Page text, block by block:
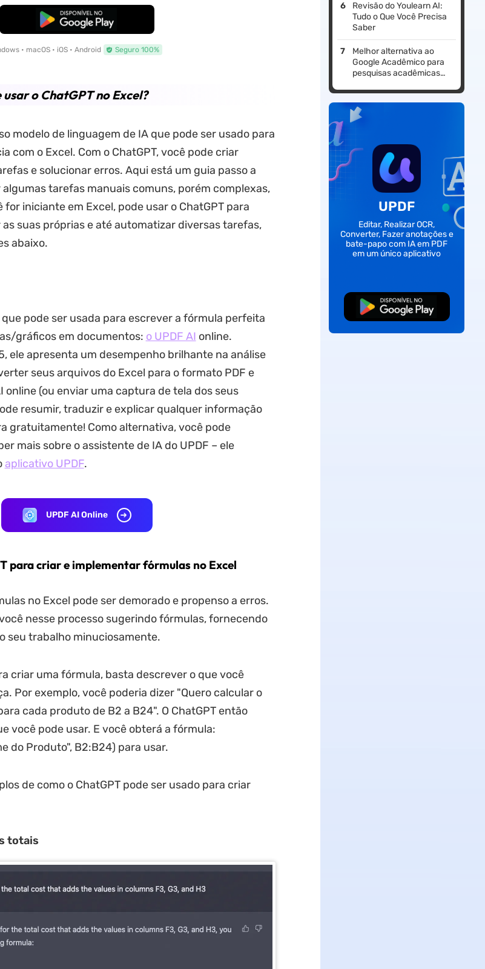
Baixar Grátis
• macOS • iOS • Android Seguro 100%
usar o ChatGPT no Excel?
modelo de linguagem de IA que pode ser usado para
com o Excel. Com o ChatGPT, você pode criar
e solucionar erros. Aqui está um guia passo a
tarefas manuais comuns, porém complexas,
for iniciante em Excel, pode usar o ChatGPT para
suas próprias e até automatizar diversas tarefas,
abaixo.
pode ser usada para escrever a fórmula perfeita
gráficos em documentos: o UPDF AI online.
ele apresenta um desempenho brilhante na análise
seus arquivos do Excel para o formato PDF e
online (ou enviar uma captura de tela dos seus
resumir, traduzir e explicar qualquer informação
gratuitamente! Como alternativa, você pode
mais sobre o assistente de IA do UPDF – ele
aplicativo UPDF.
UPDF AI Online
para criar e implementar fórmulas no Excel
no Excel pode ser demorado e propenso a erros.
nesse processo sugerindo fórmulas, fornecendo
seu trabalho minuciosamente.
criar uma fórmula, basta descrever o que você
Por exemplo, você poderia dizer "Quero calcular o
cada produto de B2 a B24". O ChatGPT então
você pode usar. E você obterá a fórmula:
do Produto", B2:B24) para usar.
de como o ChatGPT pode ser usado para criar
totais
Revisão do Youlearn AI:
Tudo o Que Você Precisa
Saber
Melhor alternativa ao
Google Acadêmico para
pesquisas acadêmicas
UPDF
Editar, Realizar OCR,
Converter, Fazer anotações e
bate-papo com IA em PDF
em um único aplicativo
Baixar Grátis